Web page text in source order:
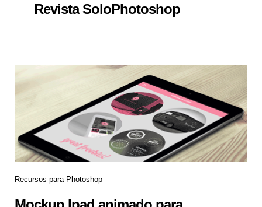
Revista SoloPhotoshop
Recursos para Photoshop